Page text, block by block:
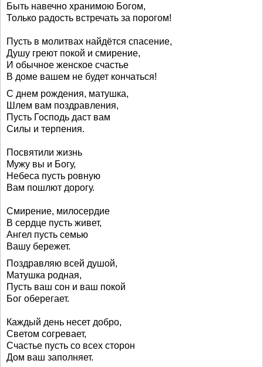
Быть навечно хранимою Богом,
Только радость встречать за порогом!
Пусть в молитвах найдётся спасение,
Душу греют покой и смирение,
И обычное женское счастье
В доме вашем не будет кончаться!
С днем рождения, матушка,
Шлем вам поздравления,
Пусть Господь даст вам
Силы и терпения.
Посвятили жизнь
Мужу вы и Богу,
Небеса пусть ровную
Вам пошлют дорогу.
Смирение, милосердие
В сердце пусть живет,
Ангел пусть семью
Вашу бережет.
Поздравляю всей душой,
Матушка родная,
Пусть ваш сон и ваш покой
Бог оберегает.
Каждый день несет добро,
Светом согревает,
Счастье пусть со всех сторон
Дом ваш заполняет.